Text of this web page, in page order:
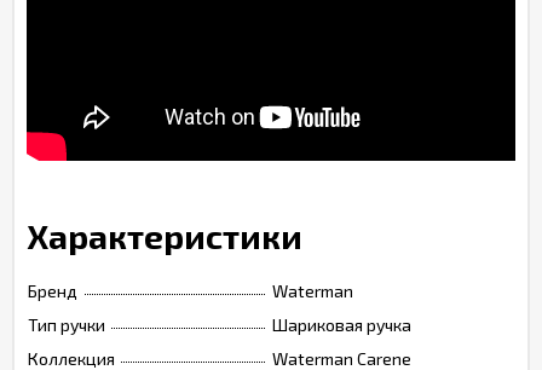
Характеристики
Бренд
Waterman
Тип ручки
Шариковая ручка
Коллекция
Waterman Carene